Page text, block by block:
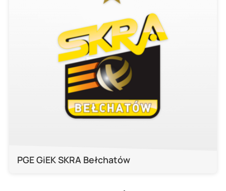
PGE GiEK SKRA Bełchatów